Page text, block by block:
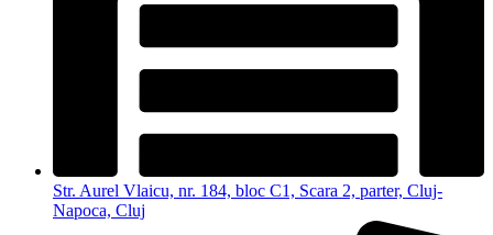
Str. Aurel Vlaicu, nr. 184, bloc C1, Scara 2, parter, Cluj-
Napoca, Cluj